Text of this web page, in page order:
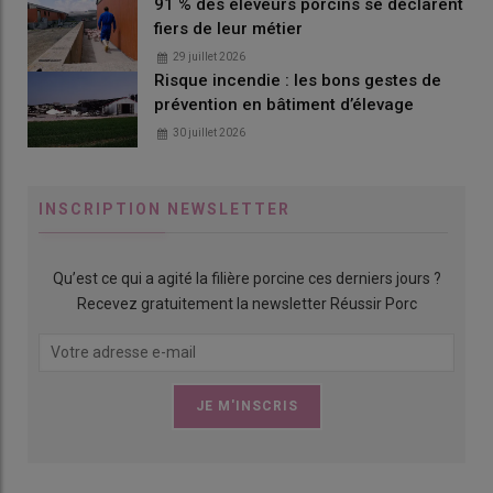
l’auge avec des doseurs individuels. « Je tiens à ce qu’elles
soient en très bon état à l’entrée en maternité
se traduit par une épaisseur de lard dorsal (ELD) de 22 mm en
fin de gestation. Pour arriver à cet objectif, elles reçoivent un
aliment de gestation unique fabriqué à la ferme. Il est composé
de blé, d’orge et de tourteau de soja avec un ajout de pulpes de
dernier mois de gestation. Elle descend d’un kilo en milieu de
quatre jours après les inséminations. « Avec le nombre de
porcelets qu’elles sèvrent, je pense qu’elles en ont bien besoin
3- Une alimentation poussée en maternité
La stratégie d’une alimentation poussée se poursuit en
91 % des éleveurs porcins se déclarent
fiers de leur métier
29 juillet 2026
Risque incendie : les bons gestes de
prévention en bâtiment d’élevage
30 juillet 2026
INSCRIPTION NEWSLETTER
Qu’est ce qui a agité la filière porcine ces derniers jours ?
Recevez gratuitement la newsletter Réussir Porc